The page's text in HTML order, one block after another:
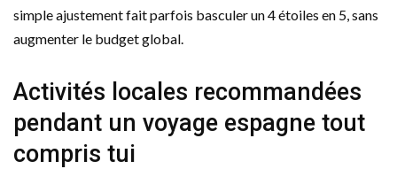
simple ajustement fait parfois basculer un 4 étoiles en 5, sans
augmenter le budget global.
Activités locales recommandées
pendant un voyage espagne tout
compris tui